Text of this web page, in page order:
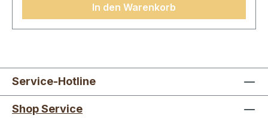
In den Warenkorb
Service-Hotline
Shop Service